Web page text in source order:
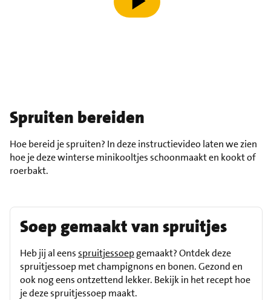
speel video af
Spruiten bereiden
Hoe bereid je spruiten? In deze instructievideo laten we zien
hoe je deze winterse minikooltjes schoonmaakt en kookt of
roerbakt.
Soep gemaakt van spruitjes
Heb jij al eensspruitjessoepgemaakt? Ontdek deze
spruitjessoep met champignons en bonen. Gezond en
ook nog eens ontzettend lekker. Bekijk in het recept hoe
je deze spruitjessoep maakt.